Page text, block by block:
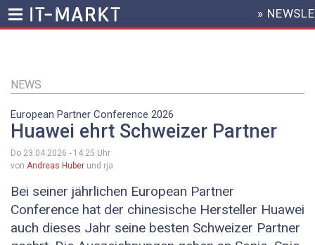
Inhalt
HEADER
MENU
»
NEWS
European Partner Conference 2026
Huawei ehrt Schweizer Partner
Do 23.04.2026 - 14:25 Uhr
von Andreas Huber und rja
Bei seiner jährlichen European Partner
Conference hat der chinesische Hersteller Huawei
auch dieses Jahr seine besten Schweizer Partner